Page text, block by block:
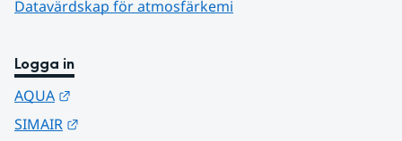
Datavärdskap för atmosfärkemi
Logga in
AQUA
SIMAIR